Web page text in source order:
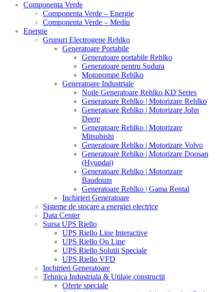
Componenta Verde
Componenta Verde – Energie
Componenta Verde – Mediu
Energie
Grupuri Electrogene Rehlko
Generatoare Portabile
Generatoare portabile Rehlko
Generatoare pentru Sudura
Motopompe Rehlko
Generatoare Industriale
Noile Generatoare Rehlko KD Series
Generatoare Rehlko | Motorizare Rehlko
Generatoare Rehlko | Motorizare John
Deere
Generatoare Rehlko | Motorizare
Mitsubishi
Generatoare Rehlko | Motorizare Volvo
Generatoare Rehlko | Motorizare Doosan
(Hyundai)
Generatoare Rehlko | Motorizare
Baudouin
Generatoare Rehlko | Gama Rental
Inchirieri Generatoare
Sisteme de stocare a energiei electrice
Data Center
Sursa UPS Riello
UPS Riello Line Interactive
UPS Riello On Line
UPS Riello Solutii Speciale
UPS Riello VFD
Inchirieri Generatoare
Tehnica Industriala & Utilaje constructii
Oferte speciale